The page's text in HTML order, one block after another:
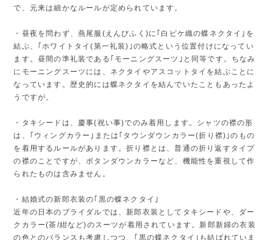
で、元来は細かなルールが定められています。
・昼夜を問わず、燕尾服(えんびふく)に｢白ピケ織の蝶ネクタイ｣を
結ぶ、｢ホワイトタイ(第一礼装)｣の略式という位置付けになってい
ます。昼間の準礼装である｢モーニングスーツ｣と同等です。ちなみ
にモーニングスーツには、ネクタイやアスコットタイを結ぶことに
なっています。歴史的には蝶ネクタイを結んでいたこともあったよ
うですが。
・タキシードは、慶事(祝い事)でのみ着用します。シャツの襟の形
は、｢ウィングカラー｣または｢タウンダウンカラー(折り襟)｣のもの
を着用するルールがあります。折り襟とは、普通の折り返すタイプ
の襟のことですが、ボタンダウンカラーなど、機能性を重視して作
られたものは含みません。
・結婚式の新郎衣装の｢黒の蝶ネクタイ｣
近年の日本のブライダルでは、新郎衣装としてタキシードや、ダー
クカラー(茶/紺など)のスーツが着用されています。新郎新婦の衣装
の色とのバランスも考慮しつつ、｢黒の蝶ネクタイ｣も結ばれていま